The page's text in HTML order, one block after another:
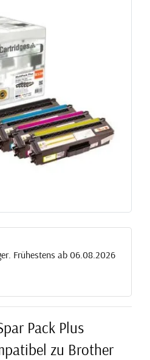
Frühestens ab 06.08.2026
Pack Plus
zu Brother